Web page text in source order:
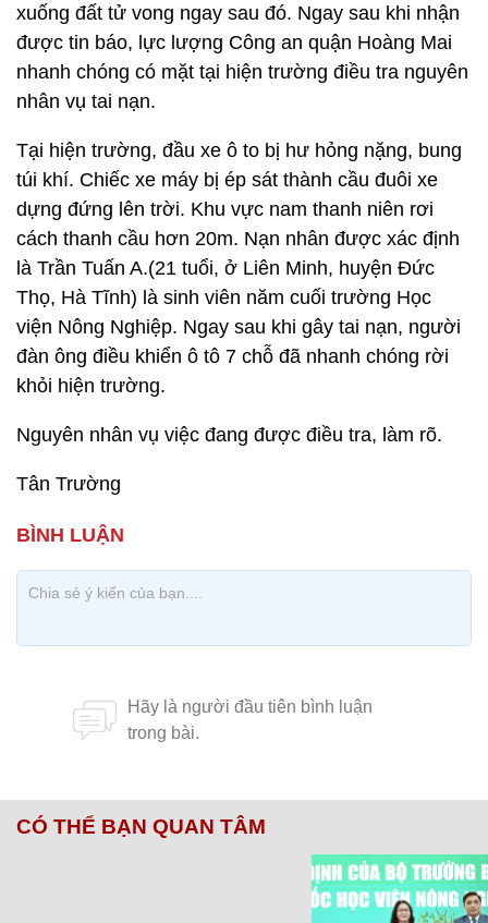
xuống đất tử vong ngay sau đó. Ngay sau khi nhận
được tin báo, lực lượng Công an quận Hoàng Mai
nhanh chóng có mặt tại hiện trường điều tra nguyên
nhân vụ tai nạn.
Tại hiện trường, đầu xe ô to bị hư hỏng nặng, bung
túi khí. Chiếc xe máy bị ép sát thành cầu đuôi xe
dựng đứng lên trời. Khu vực nam thanh niên rơi
cách thanh cầu hơn 20m. Nạn nhân được xác định
là Trần Tuấn A.(21 tuổi, ở Liên Minh, huyện Đức
Thọ, Hà Tĩnh) là sinh viên năm cuối trường Học
viện Nông Nghiệp. Ngay sau khi gây tai nạn, người
đàn ông điều khiển ô tô 7 chỗ đã nhanh chóng rời
khỏi hiện trường.
Nguyên nhân vụ việc đang được điều tra, làm rõ.
Tân Trường
CÓ THỂ BẠN QUAN TÂM